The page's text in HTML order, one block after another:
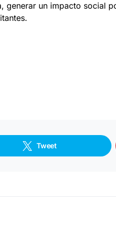
generar un impacto social
Tweet